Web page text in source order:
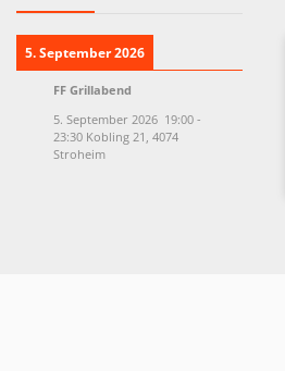
5. September 2026
FF Grillabend
5. September 2026 19:00 -
23:30 Kobling 21, 4074
Stroheim